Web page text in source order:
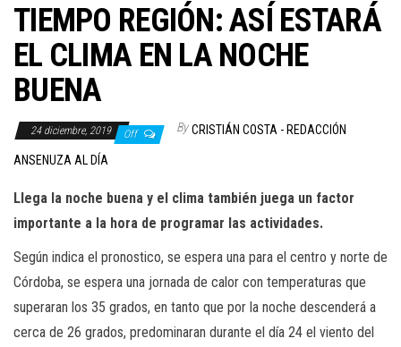
TIEMPO REGIÓN: ASÍ ESTARÁ
EL CLIMA EN LA NOCHE
BUENA
24 diciembre, 2019 Off By CRISTIÁN COSTA - REDACCIÓN
ANSENUZA AL DÍA
Llega la noche buena y el clima también juega un factor
importante a la hora de programar las actividades.
Según indica el pronostico, se espera una para el centro y norte de
Córdoba, se espera una jornada de calor con temperaturas que
superaran los 35 grados, en tanto que por la noche descenderá a
cerca de 26 grados, predominaran durante el día 24 el viento del